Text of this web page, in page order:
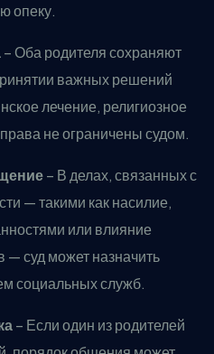
опеку.
– Оба родителя сохраняют
важных решений
лечение, религиозное
не ограничены судом.
– В делах, связанных с
— такими как насилие,
или влияние
— суд может назначить
социальных служб.
– Если один из родителей